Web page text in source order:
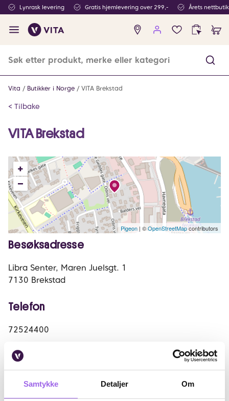
Samtykke Detaljer Om
Lynrask levering Gratis hjemlevering over 299,- Årets
Ingen
produkter
Vita Butikker i Norge VITA Brekstad
< Tilbake
VITA Brekstad
+
–
Pigeon | ©OpenStreetMapcontributors
Besøksadresse
Libra Senter, Maren Juelsgt. 1
7130 Brekstad
Telefon
72524400
E-postadresse
brekstad.1703@Vita.no